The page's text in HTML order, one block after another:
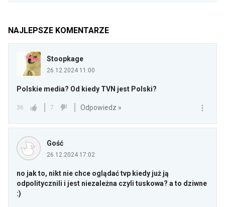
NAJLEPSZE KOMENTARZE
Stoopkage
26.12.2024 11:00
Polskie media? Od kiedy TVN jest Polski?
36 7 Odpowiedz »
Gość
26.12.2024 17:02
no jak to, nikt nie chce oglądać tvp kiedy już ją
odpolitycznili i jest niezależna czyli tuskowa? a to dziwne
:)